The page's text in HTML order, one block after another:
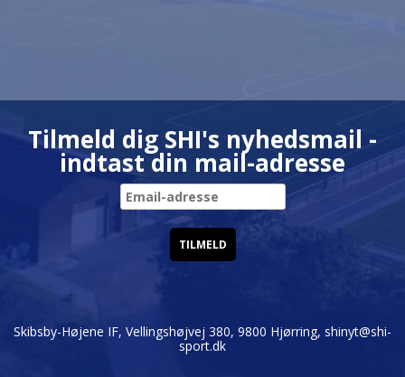
Tilmeld dig SHI's nyhedsmail -
indtast din mail-adresse
Skibsby-Højene IF, Vellingshøjvej 380, 9800 Hjørring, shinyt@shi-
sport.dk